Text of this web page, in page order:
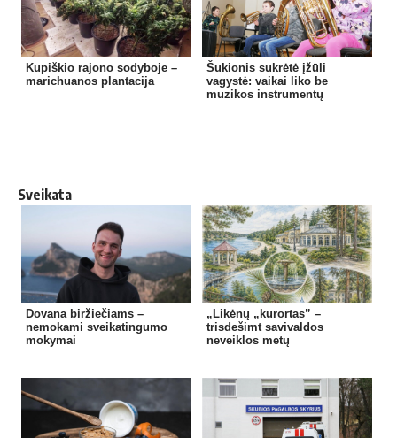
Kupiškio rajono sodyboje –
marichuanos plantacija
Šukionis sukrėtė įžūli
vagystė: vaikai liko be
muzikos instrumentų
Sveikata
Dovana biržiečiams –
nemokami sveikatingumo
mokymai
„Likėnų „kurortas” –
trisdešimt savivaldos
neveiklos metų